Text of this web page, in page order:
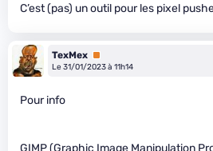
C’est (pas) un outil pour les pixel
TexMex Premium
Le 31/01/2023 à 11h14
Pour info
GIMP (Graphic Image Manipulation